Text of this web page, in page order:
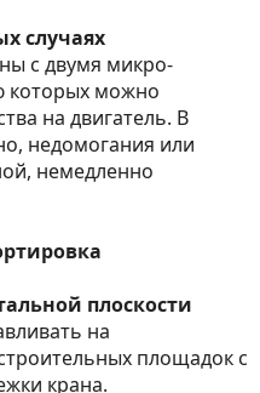
случаях
с двумя микро-
которых можно
на двигатель. В
недомогания или
немедленно
плоскости
на
площадок с
крана.